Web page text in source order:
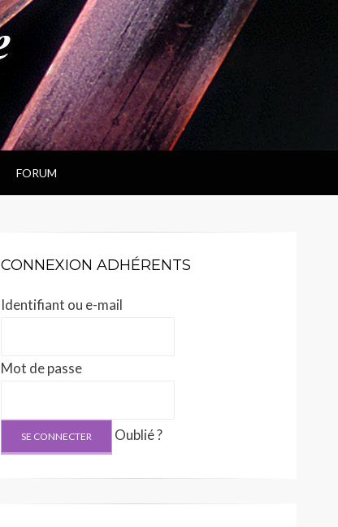
FORUM
CONNEXION ADHÉRENTS
Identifiant ou e-mail
Mot de passe
Oublié ?